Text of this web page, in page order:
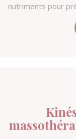
nutriments pour